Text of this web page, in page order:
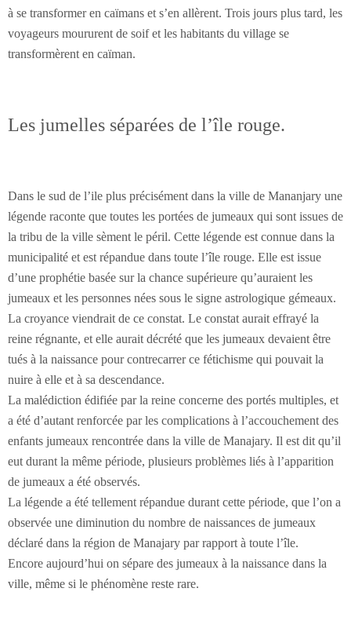
à se transformer en caïmans et s’en allèrent. Trois jours plus tard, les
voyageurs moururent de soif et les habitants du village se
transformèrent en caïman.
Les jumelles séparées de l’île rouge.
Dans le sud de l’ile plus précisément dans la ville de Mananjary une
légende raconte que toutes les portées de jumeaux qui sont issues de
la tribu de la ville sèment le péril. Cette légende est connue dans la
municipalité et est répandue dans toute l’île rouge. Elle est issue
d’une prophétie basée sur la chance supérieure qu’auraient les
jumeaux et les personnes nées sous le signe astrologique gémeaux.
La croyance viendrait de ce constat. Le constat aurait effrayé la
reine régnante, et elle aurait décrété que les jumeaux devaient être
tués à la naissance pour contrecarrer ce fétichisme qui pouvait la
nuire à elle et à sa descendance.
La malédiction édifiée par la reine concerne des portés multiples, et
a été d’autant renforcée par les complications à l’accouchement des
enfants jumeaux rencontrée dans la ville de Manajary. Il est dit qu’il
eut durant la même période, plusieurs problèmes liés à l’apparition
de jumeaux a été observés.
La légende a été tellement répandue durant cette période, que l’on a
observée une diminution du nombre de naissances de jumeaux
déclaré dans la région de Manajary par rapport à toute l’île.
Encore aujourd’hui on sépare des jumeaux à la naissance dans la
ville, même si le phénomène reste rare.